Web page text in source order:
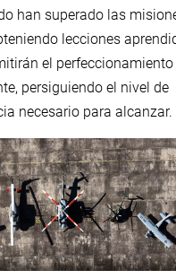
han superado las
lecciones
el perfeccionamiento
persiguiendo el nivel de
necesario para alcanzar.